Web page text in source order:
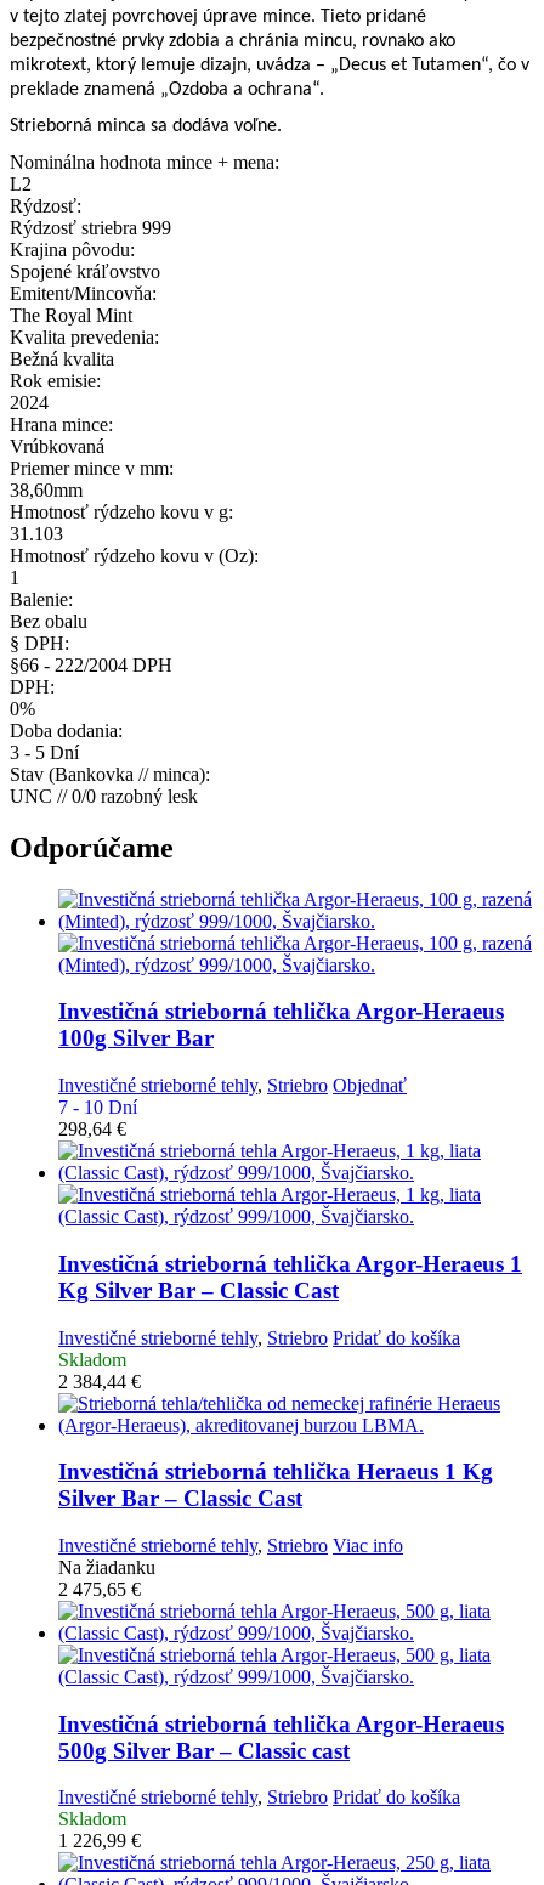
v tejto zlatej povrchovej úprave mince. Tieto pridané
bezpečnostné prvky zdobia a chránia mincu, rovnako ako
mikrotext, ktorý lemuje dizajn, uvádza – „Decus et Tutamen“, čo v
preklade znamená „Ozdoba a ochrana“.
Strieborná minca sa dodáva voľne.
Nominálna hodnota mince + mena:
L2
Rýdzosť:
Rýdzosť striebra 999
Krajina pôvodu:
Spojené kráľovstvo
Emitent/Mincovňa:
The Royal Mint
Kvalita prevedenia:
Bežná kvalita
Rok emisie:
2024
Hrana mince:
Vrúbkovaná
Priemer mince v mm:
38,60mm
Hmotnosť rýdzeho kovu v g:
31.103
Hmotnosť rýdzeho kovu v (Oz):
1
Balenie:
Bez obalu
§ DPH:
§66 - 222/2004 DPH
DPH:
0%
Doba dodania:
3 - 5 Dní
Stav (Bankovka // minca):
UNC // 0/0 razobný lesk
Odporúčame
Investičná strieborná tehličkaArgor-Heraeus
100g Silver Bar
Investičné strieborné tehly, Striebro Objednať
7 - 10 Dní
298,64 €
Investičná strieborná tehlička Argor-Heraeus 1
Kg Silver Bar – Classic Cast
Investičné strieborné tehly, Striebro Pridať do košíka
Skladom
2 384,44 €
Investičná strieborná tehlička Heraeus 1 Kg
Silver Bar – Classic Cast
Investičné strieborné tehly, Striebro Viac info
Na žiadanku
2 475,65 €
Investičná strieborná tehlička Argor-Heraeus
500g Silver Bar – Classic cast
Investičné strieborné tehly, Striebro Pridať do košíka
Skladom
1 226,99 €